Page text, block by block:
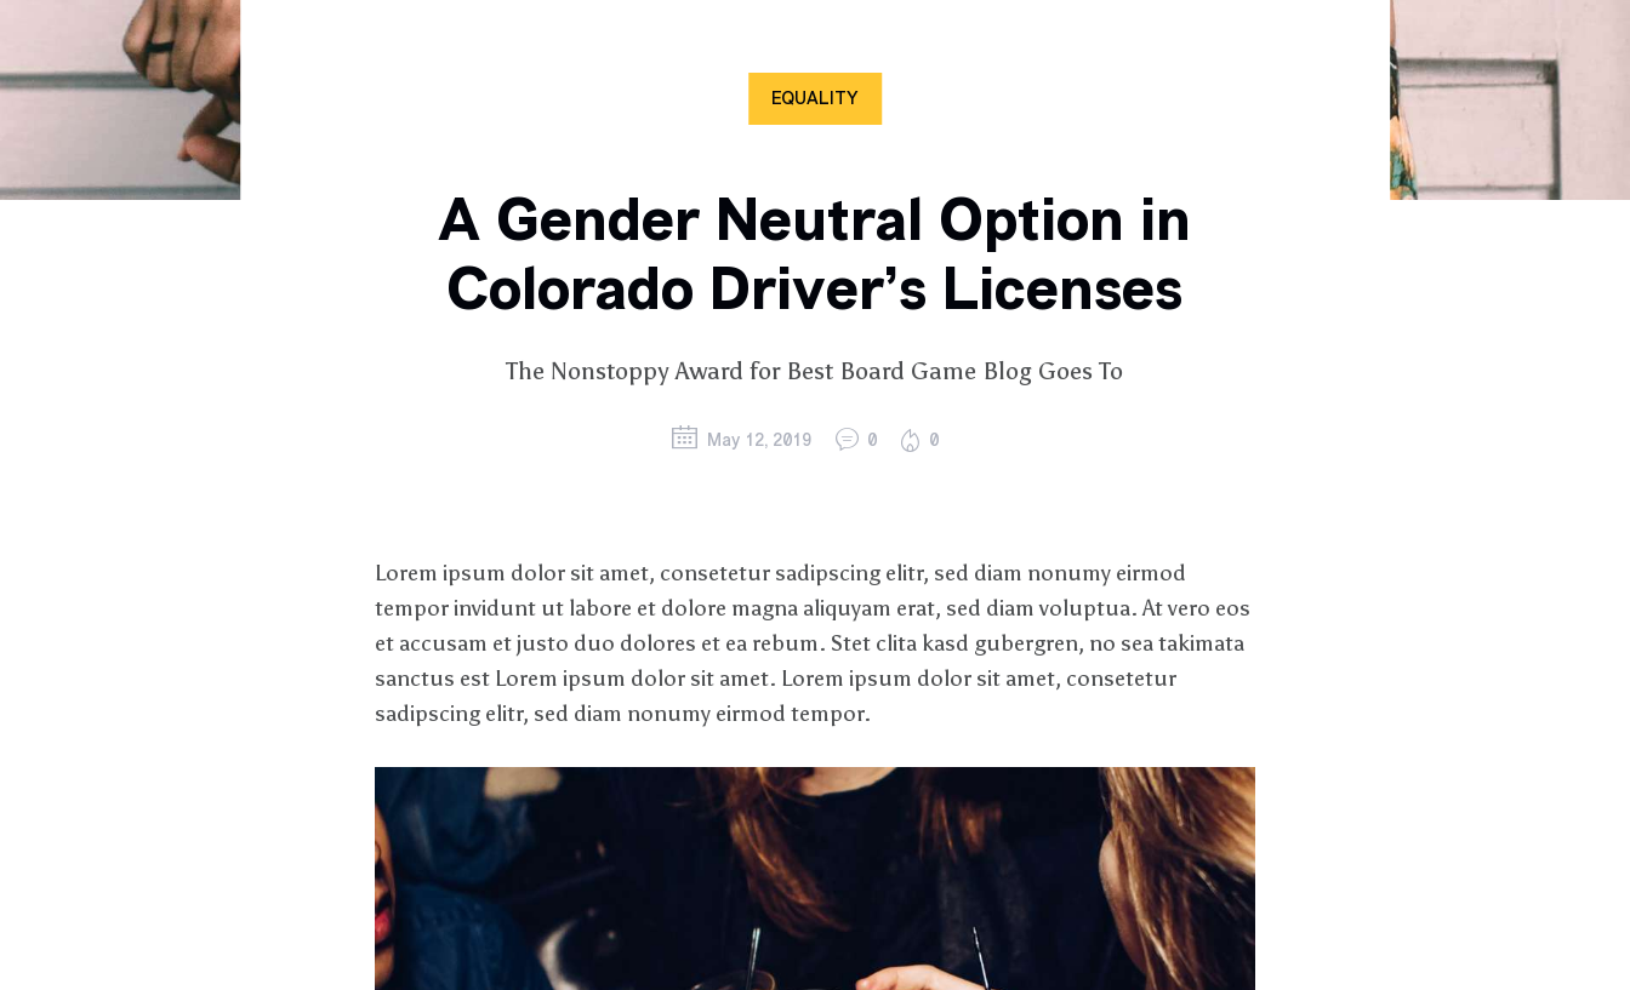
EQUALITY
A Gender Neutral Option in
Colorado Driver’s Licenses
The Nonstoppy Award for Best Board Game Blog Goes To
May 12, 2019 0 0
Lorem ipsum dolor sit amet, consetetur sadipscing elitr, sed diam nonumy eirmod
tempor invidunt ut labore et dolore magna aliquyam erat, sed diam voluptua. At vero eos
et accusam et justo duo dolores et ea rebum. Stet clita kasd gubergren, no sea takimata
sanctus est Lorem ipsum dolor sit amet. Lorem ipsum dolor sit amet, consetetur
sadipscing elitr, sed diam nonumy eirmod tempor.